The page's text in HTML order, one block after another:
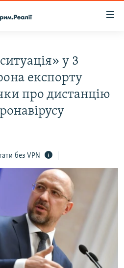
у 3
експорту
про дистанцію
без VPN